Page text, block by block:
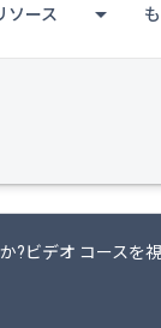
ソース
?ビデオ コースを